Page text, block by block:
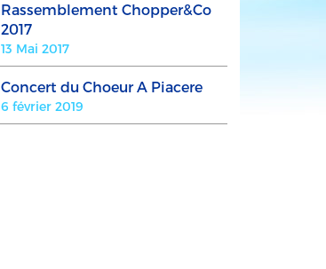
Rassemblement Chopper&Co
2017
13 Mai 2017
Concert du Choeur A Piacere
6 février 2019